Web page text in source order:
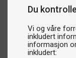
Du
Vi og våre
inkludert
informasjon
inkludert: